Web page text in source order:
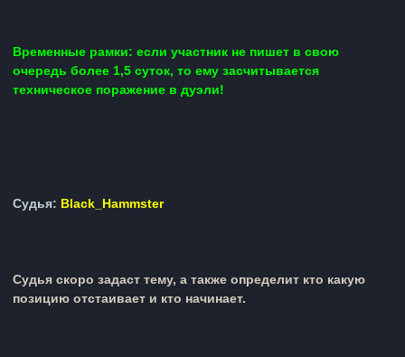
Временные рамки: если участник не пишет в свою
очередь более 1,5 суток, то ему засчитывается
техническое поражение в дуэли!
Судья: Black_Hammster
Судья скоро задаст тему, а также определит кто какую
позицию отстаивает и кто начинает.